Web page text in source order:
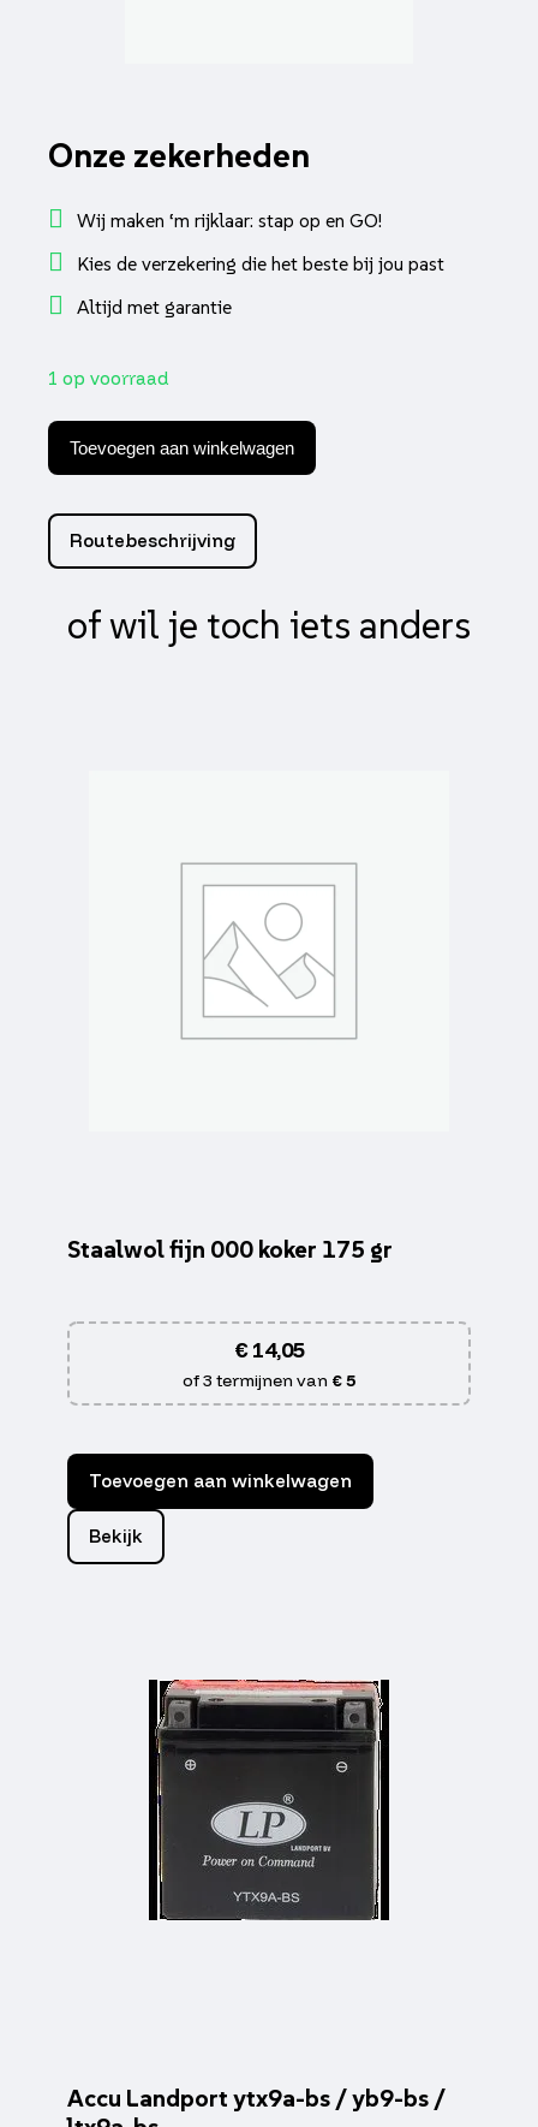
Onze zekerheden
Wij maken ‘m rijklaar: stap op en GO!
Kies de verzekering die het beste bij jou past
Altijd met garantie
1 op voorraad
orbit
cello/allo,
2,
fiddle
3,
14,
jet4-
Toevoegen aan winkelwagen
Routebeschrijving
of wil je toch iets anders
Staalwol fijn 000 koker 175 gr
€14,05
of 3 termijnen van € 5
Toevoegen aan winkelwagen
Bekijk
Accu Landport ytx9a-bs / yb9-bs /